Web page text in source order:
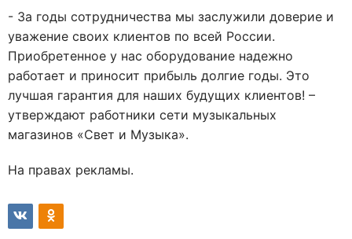
- За годы сотрудничества мы заслужили доверие и
уважение своих клиентов по всей России.
Приобретенное у нас оборудование надежно
работает и приносит прибыль долгие годы. Это
лучшая гарантия для наших будущих клиентов! –
утверждают работники сети музыкальных
магазинов «Свет и Музыка».
На правах рекламы.